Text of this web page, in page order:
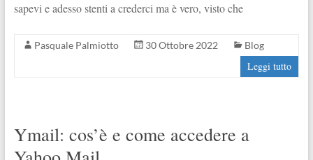
sapevi e adesso stenti a crederci ma è vero, visto che
Pasquale Palmiotto 30 Ottobre 2022 Blog
Leggi tutto
Ymail: cos’è e come accedere a